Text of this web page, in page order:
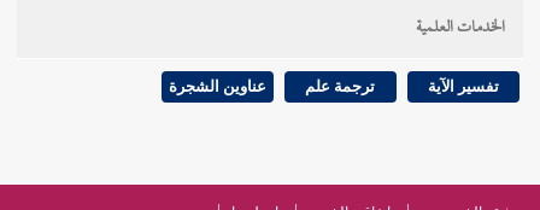
الخدمات العلمية
تفسير الآية ترجمة علم عناوين الشجرة